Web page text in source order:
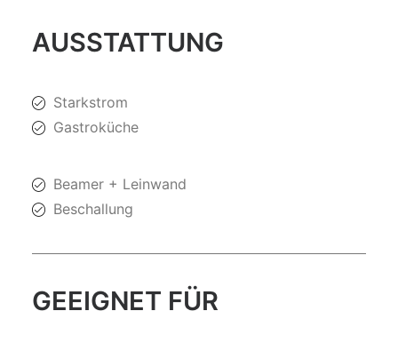
AUSSTATTUNG
Starkstrom
Gastroküche
Beamer + Leinwand
Beschallung
GEEIGNET FÜR